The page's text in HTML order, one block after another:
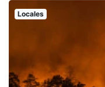
Locales